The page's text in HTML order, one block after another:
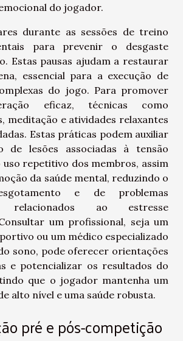
do jogador.
durante as sessões de treino
para prevenir o desgaste
Estas pausas ajudam a restaurar
essencial para a execução de
do jogo. Para promover
eficaz, técnicas como
meditação e atividades relaxantes
Estas práticas podem auxiliar
de lesões associadas à tensão
uso repetitivo dos membros, assim
da saúde mental, reduzindo o
e de problemas
relacionados ao estresse
um profissional, seja um
ou um médico especializado
sono, pode oferecer orientações
e potencializar os resultados do
que o jogador mantenha um
alto nível e uma saúde robusta.
pré e pós-competição